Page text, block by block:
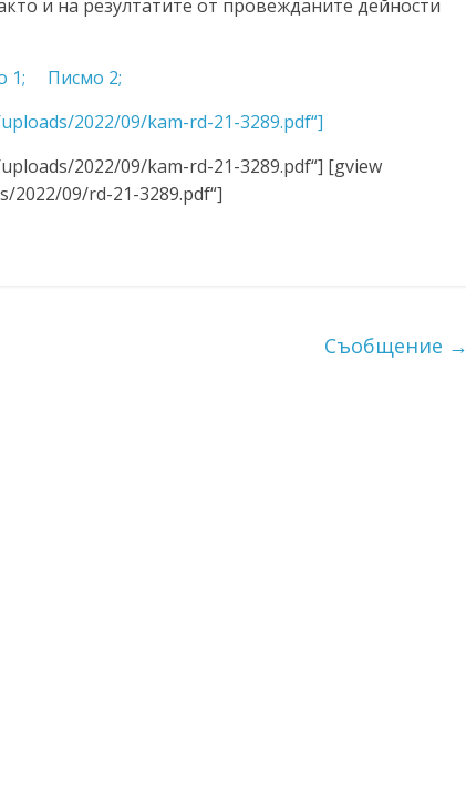
на резултатите от провежданите дейности
1;
Писмо 2;
2022/09/kam-rd-21-3289.pdf“]
2022/09/kam-rd-21-3289.pdf“] [gview
09/rd-21-3289.pdf“]
Съобщение →